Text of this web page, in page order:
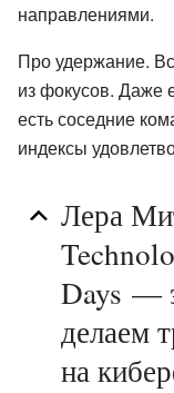
направлениями.
Про удержание.
из фокусов. Даже
есть соседние
индексы
Лера
Days —
делаем
на